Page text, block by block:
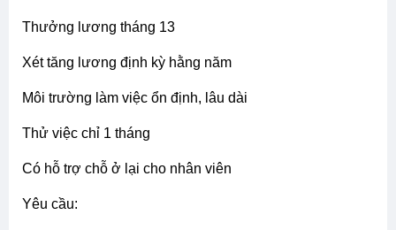
thưởng lương tháng 13
xét tăng lương định kỳ hằng năm
môi trường làm việc ổn định, lâu dài
thử việc chỉ 1 tháng
có hỗ trợ chỗ ở lại cho nhân viên
yêu cầu: